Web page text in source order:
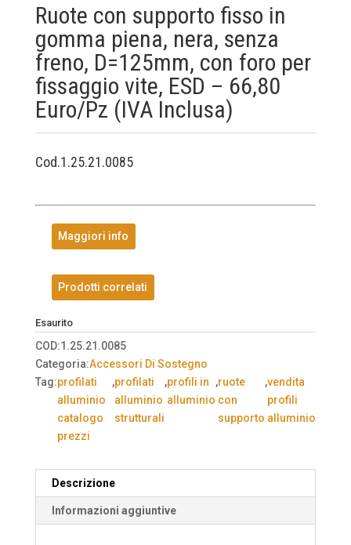
Ruote con supporto fisso in
gomma piena, nera, senza
freno, D=125mm, con foro per
fissaggio vite, ESD – 66,80
Euro/Pz (IVA Inclusa)
Cod.1.25.21.0085
Maggiori info
Prodotti correlati
Esaurito
COD:1.25.21.0085
Categoria:Accessori Di Sostegno
Tag:profilati
alluminio
catalogo
prezzi
,profilati
alluminio
strutturali
,profili in
alluminio
,ruote
con
supporto
,vendita
profili
alluminio
Descrizione
Informazioni aggiuntive